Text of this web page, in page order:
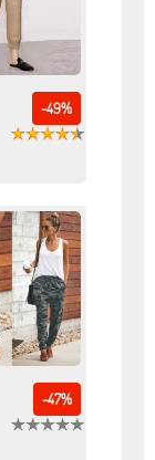
-49%
-47%